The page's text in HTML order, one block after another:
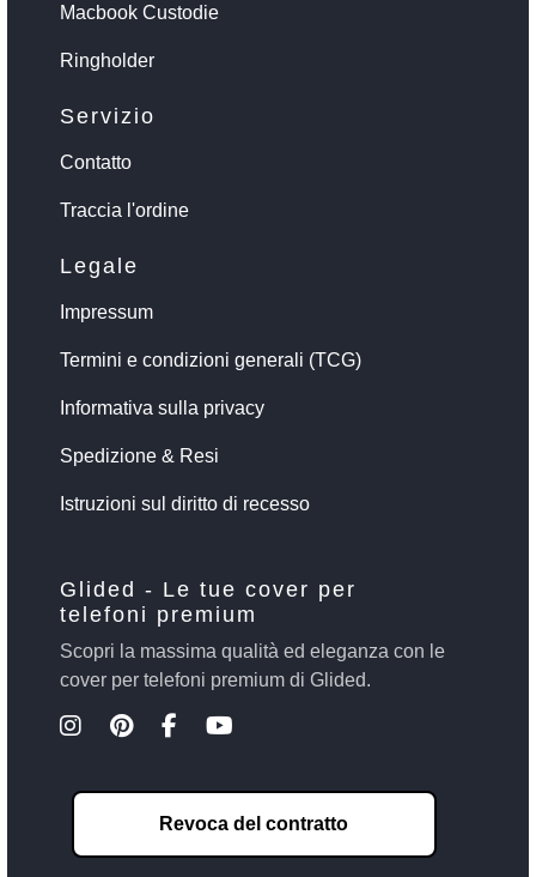
Macbook Custodie
Ringholder
Servizio
Contatto
Traccia l'ordine
Legale
Impressum
Termini e condizioni generali (TCG)
Informativa sulla privacy
Spedizione & Resi
Istruzioni sul diritto di recesso
Glided - Le tue cover per
telefoni premium
Scopri la massima qualità ed eleganza con le
cover per telefoni premium di Glided.
Revoca del contratto